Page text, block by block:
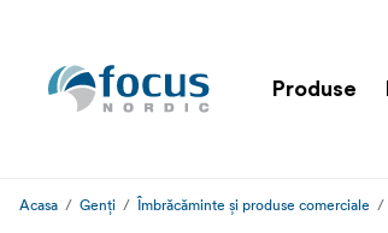
Produse
Acasa Genți Îmbrăcăminte și produse comerciale